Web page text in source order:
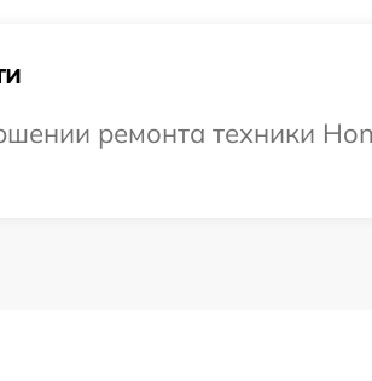
ремонта техники